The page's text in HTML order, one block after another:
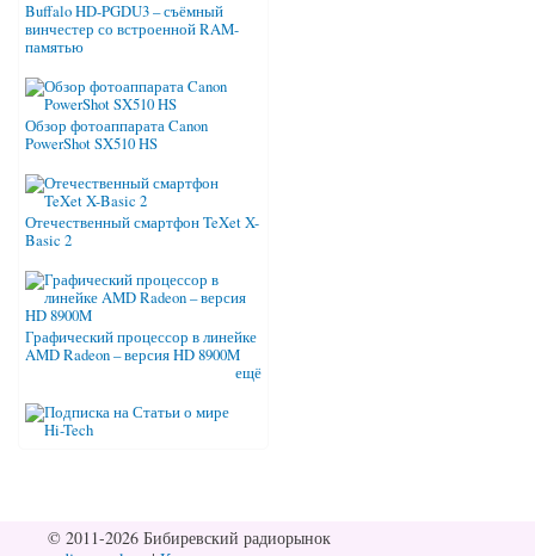
Buffalo HD-PGDU3 – съёмный
винчестер со встроенной RAM-
памятью
Обзор фотоаппарата Canon
PowerShot SX510 HS
Отечественный смартфон TeXet X-
Basic 2
Графический процессор в линейке
AMD Radeon – версия HD 8900M
ещё
© 2011-2026 Бибиревский радиорынок